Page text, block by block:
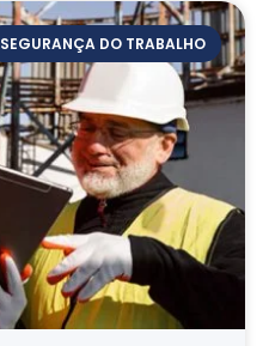
SEGURANÇA DO TRABALHO